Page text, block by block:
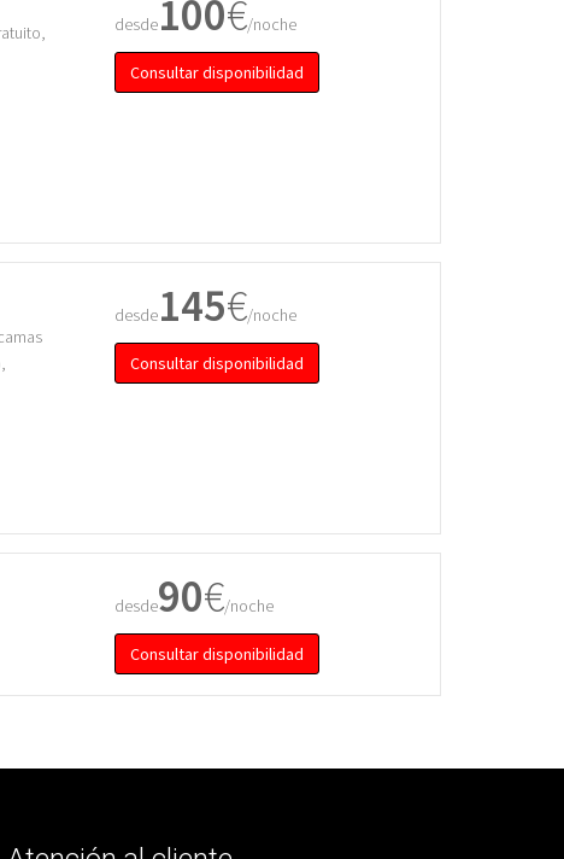
desde100€/noche
Consultar disponibilidad
desde145€/noche
Consultar disponibilidad
desde90€/noche
Consultar disponibilidad